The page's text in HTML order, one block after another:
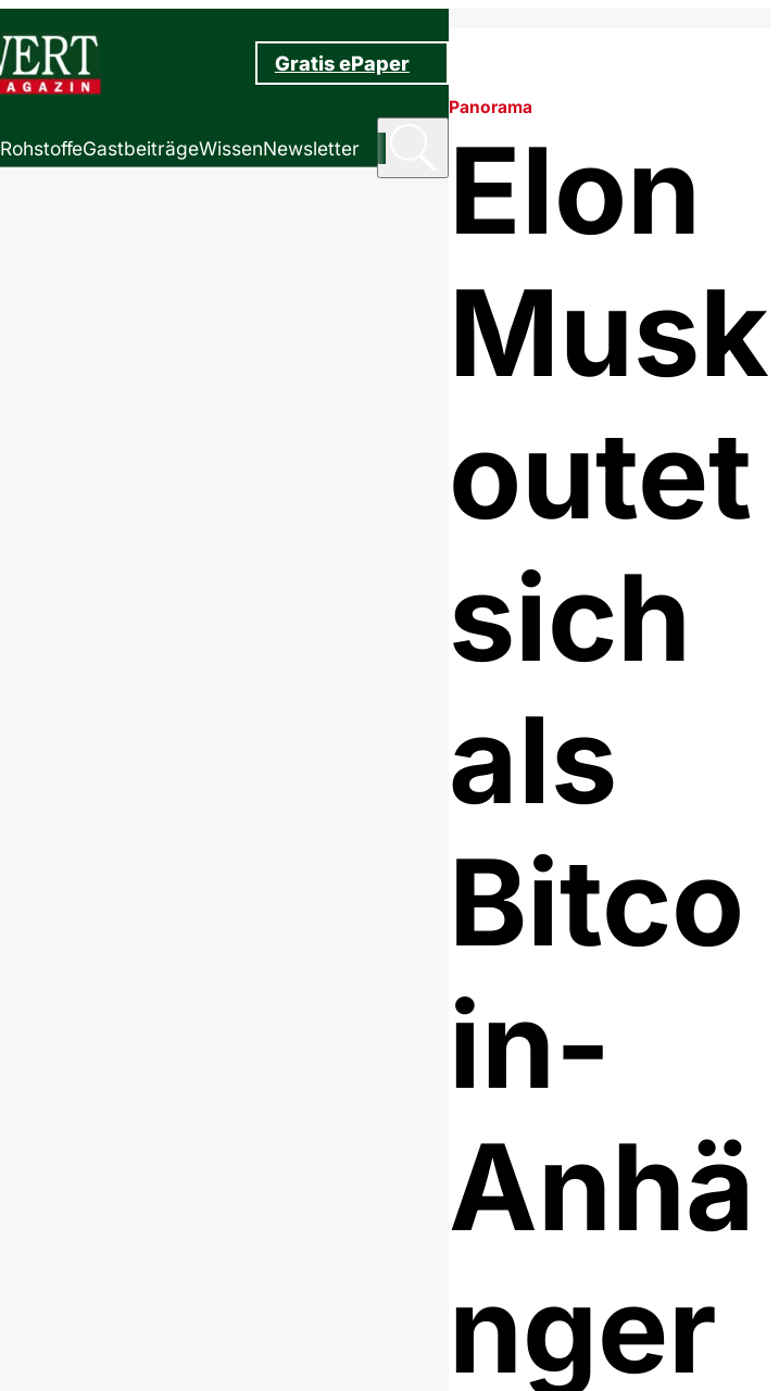
Gratis ePaper
RohstoffeGastbeiträgeWissenNewsletter
Panorama
Elon
Musk
outet
sich
als
Bitco
in-
Anhä
nger